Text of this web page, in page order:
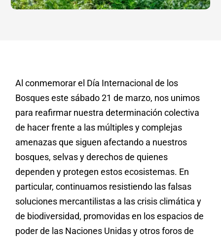
Al conmemorar el Día Internacional de los
Bosques este sábado 21 de marzo, nos unimos
para reafirmar nuestra determinación colectiva
de hacer frente a las múltiples y complejas
amenazas que siguen afectando a nuestros
bosques, selvas y derechos de quienes
dependen y protegen estos ecosistemas. En
particular, continuamos resistiendo las falsas
soluciones mercantilistas a las crisis climática y
de biodiversidad, promovidas en los espacios de
poder de las Naciones Unidas y otros foros de